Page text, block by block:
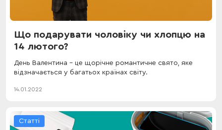
Що подарувати чоловіку чи хлопцю на
14 лютого?
День Валентина – це щорічне романтичне свято, яке
відзначається у багатьох країнах світу.
14.01.2022
Статті